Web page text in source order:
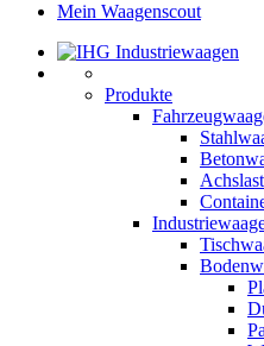
Mein Waagenscout
Produkte